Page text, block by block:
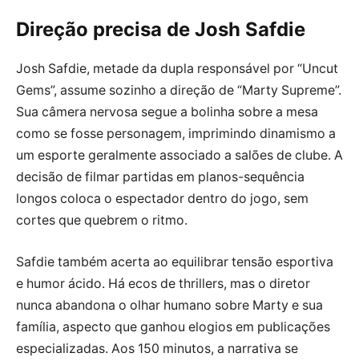
Direção precisa de Josh Safdie
Josh Safdie, metade da dupla responsável por “Uncut
Gems”, assume sozinho a direção de “Marty Supreme”.
Sua câmera nervosa segue a bolinha sobre a mesa
como se fosse personagem, imprimindo dinamismo a
um esporte geralmente associado a salões de clube. A
decisão de filmar partidas em planos-sequência
longos coloca o espectador dentro do jogo, sem
cortes que quebrem o ritmo.
Safdie também acerta ao equilibrar tensão esportiva
e humor ácido. Há ecos de thrillers, mas o diretor
nunca abandona o olhar humano sobre Marty e sua
família, aspecto que ganhou elogios em publicações
especializadas. Aos 150 minutos, a narrativa se